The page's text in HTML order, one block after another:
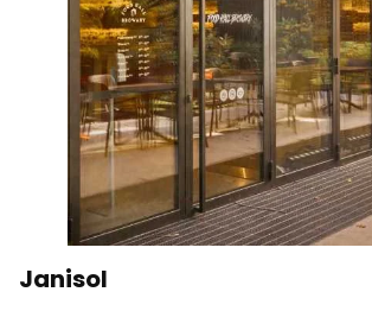
Statistieken
Statistische cookies helpen website-
begrijpen hoe verschillende gebruikers
gedragen door anonieme informatie te
te rapporteren.
Alles weigeren
Janisol